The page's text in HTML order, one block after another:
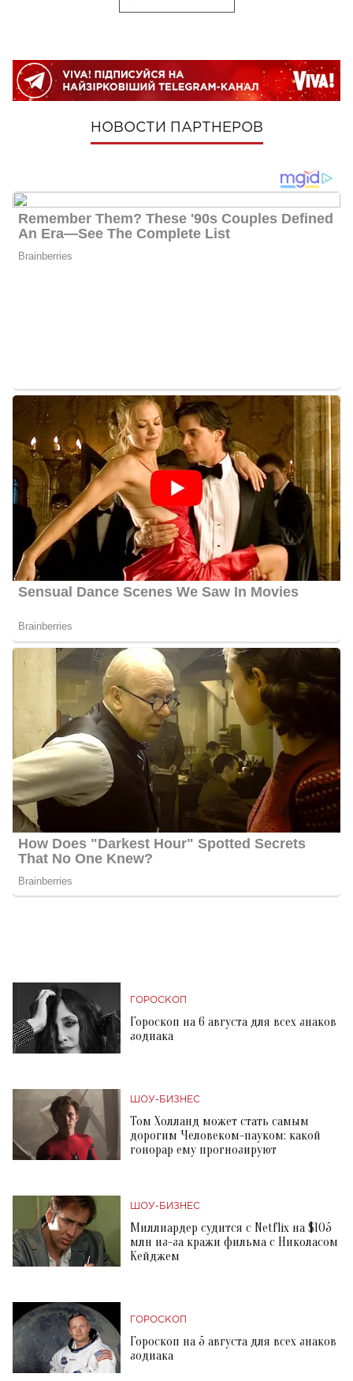
НОВОСТИ ПАРТНЕРОВ
ГОРОСКОП
Гороскоп на 6 августа для всех знаков
зодиака
ШОУ-БИЗНЕС
Том Холланд может стать самым
дорогим Человеком-пауком: какой
гонорар ему прогнозируют
ШОУ-БИЗНЕС
Миллиардер судится с Netflix на $105
млн из-за кражи фильма с Николасом
Кейджем
ГОРОСКОП
Гороскоп на 5 августа для всех знаков
зодиака